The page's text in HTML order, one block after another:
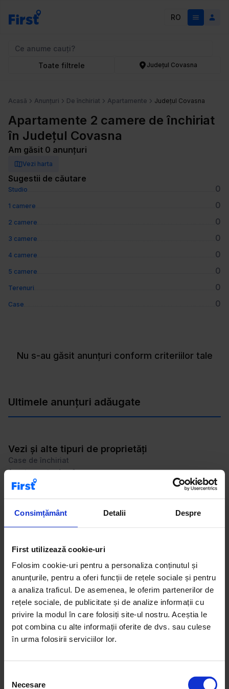
Consimțământ Detalii Despre
First utilizează cookie-uri
Folosim cookie-uri pentru a personaliza conținutul și
anunțurile, pentru a oferi funcții de rețele sociale și pentru
a analiza traficul. De asemenea, le oferim partenerilor de
rețele sociale, de publicitate și de analize informații cu
privire la modul în care folosiți site-ul nostru. Aceștia le
pot combina cu alte informații oferite de dvs. sau culese
în urma folosirii serviciilor lor.
Necesare
RO
Toate filtrele Județul Covasna
Acasă Anunțuri De închiriat Apartamente Județul Covasna
Apartamente 2 camere de închiriat
în Județul Covasna
Am găsit 0 anunțuri
Vezi harta
Sugestii de căutare
Studio 0
1 camere 0
2 camere 0
3 camere 0
4 camere 0
5 camere 0
Terenuri 0
Case 0
Nu s-au găsit anunțuri conform criteriilor tale
Ultimele anunțuri adăugate
Vezi și alte tipuri de proprietăți
Case de închiriat
Apartamente de vânzare
Birouri de închiriat
închiriat, una dintre cele mai căutate opțiuni pentru
închiriere. Aceste locuințe versatile sunt ideale pentru
cupluri, profesioniști sau persoane care lucrează de
acasă. Categoria include apartamente moderne, complet
mobilate, dar și apartamente situate în clădiri existente, în
zone rezidențiale apreciate. Anunțurile sunt actualizate
constant și includ detalii despre compartimentare,
suprafață și condiții de închiriere. Recomandare: